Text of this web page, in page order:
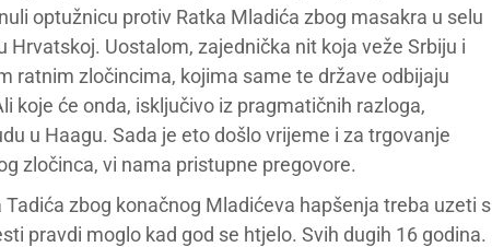
optužnicu protiv Ratka Mladića zbog masakra u selu
Uostalom, zajednička nit koja veže Srbiju i
ratnim zločincima, kojima same te države odbijaju
koje će onda, isključivo iz pragmatičnih razloga,
u Haagu. Sada je eto došlo vrijeme i za trgovanje
zločinca, vi nama pristupne pregovore.
zbog konačnog Mladićeva hapšenja treba uzeti s
pravdi moglo kad god se htjelo. Svih dugih 16 godina.